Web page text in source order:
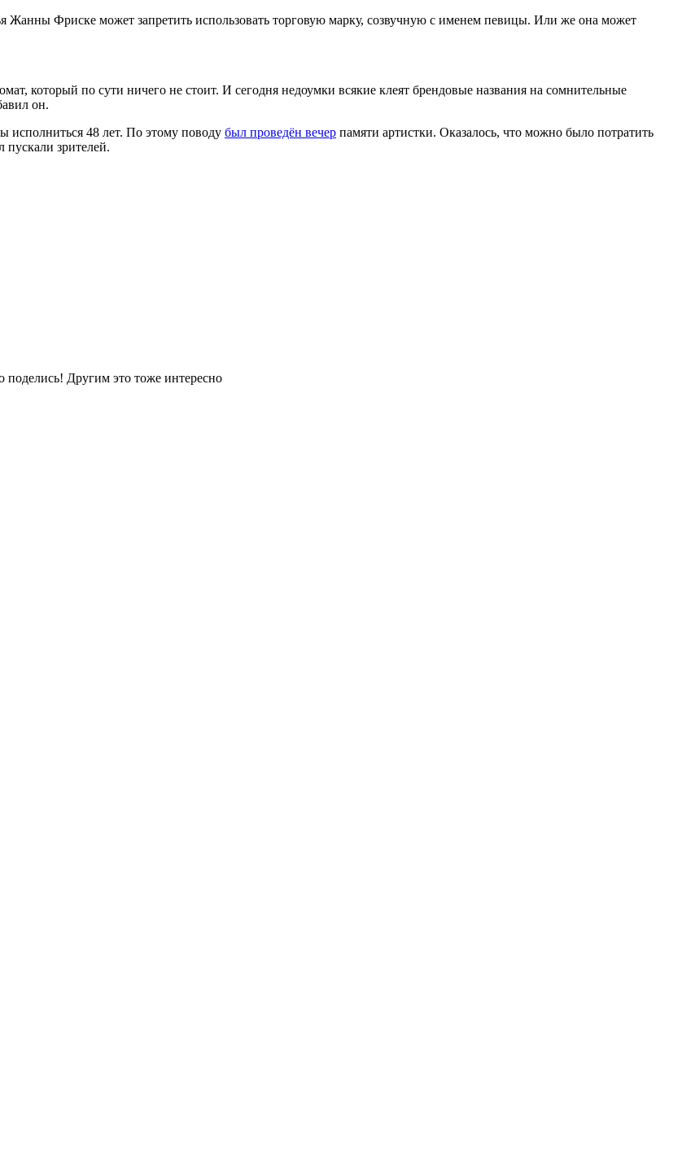
Жанны Фриске может запретить использовать торговую марку, созвучную с именем певицы. Или же она может
который по сути ничего не стоит. И сегодня недоумки всякие клеят брендовые названия на сомнительные
он.
исполниться 48 лет. По этому поводу был проведён вечер памяти артистки. Оказалось, что можно было потратить
пускали зрителей.
Другим это тоже интересно